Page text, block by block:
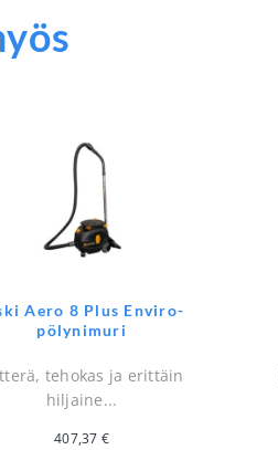
Aero 8 Plus Enviro-
pölynimuri
tehokas ja erittäin
hiljaine...
407,37 €